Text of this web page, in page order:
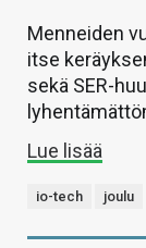
Menneiden
itse
sekä SER-
Lue lisää
io-tech joulu